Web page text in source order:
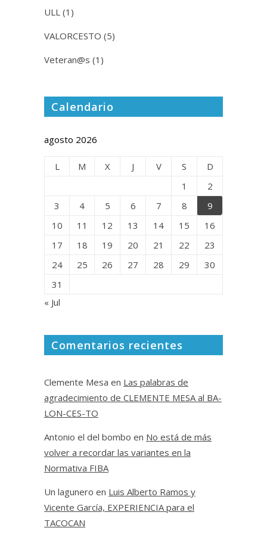
ULL (1)
VALORCESTO (5)
Veteran@s (1)
Calendario
agosto 2026
L M X J V S
D
1
2
3
4 5 6 7 8
9
10
11 12 13 14 15
16
17
18 19 20 21 22
23
24
25 26 27 28 29
30
31
« Jul
Comentarios recientes
Clemente Mesa en Las palabras de
agradecimiento de CLEMENTE MESA al BA-
LON-CES-TO
Antonio el del bombo en No está de más
volver a recordar las variantes en la
Normativa FIBA
Un lagunero en Luis Alberto Ramos y
Vicente García, EXPERIENCIA para el
TACOCAN